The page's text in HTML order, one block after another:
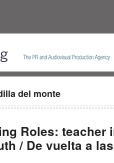
del monte
Roles: teacher
/ De vuelta a